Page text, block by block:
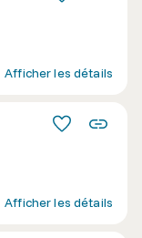
Afficher les détails
Afficher les détails